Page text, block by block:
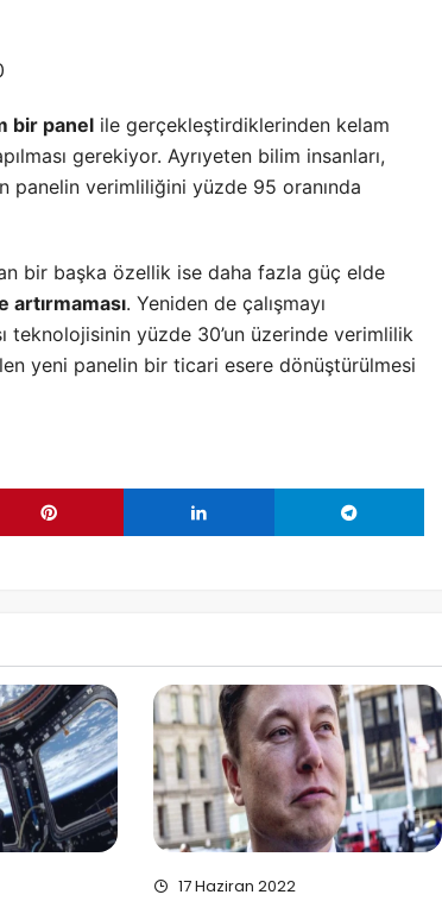
bir panel ile gerçekleştirdiklerinden kelam
gerekiyor. Ayrıyeten bilim insanları,
panelin verimliliğini yüzde 95 oranında
bir başka özellik ise daha fazla güç elde
. Yeniden de çalışmayı
teknolojisinin yüzde 30’un üzerinde verimlilik
yeni panelin bir ticari esere dönüştürülmesi
17 Haziran 2022